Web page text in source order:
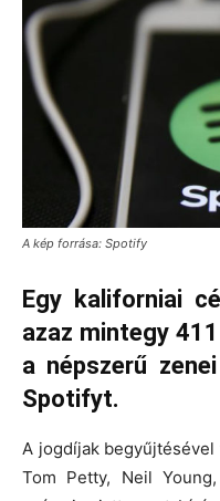
A kép forrása: Spotify
Egy kaliforniai
azaz mintegy
a népszerű
Spotifyt.
A jogdíjak
Tom Petty, Neil